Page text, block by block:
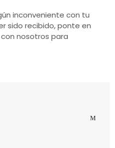
inconveniente con tu
sido recibido, ponte en
nosotros para